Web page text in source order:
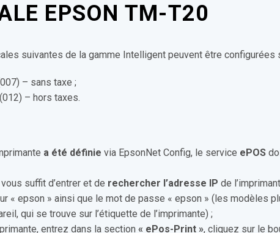
EPSON TM-T20
suivantes de la gamme Intelligent peuvent être configurées
– sans taxe ;
– hors taxes.
a été définie via EpsonNet Config, le service ePOS
suffit d’entrer et de rechercher l’adresse IP de
« epson » ainsi que le mot de passe « epson » (les modèles
qui se trouve sur l’étiquette de l’imprimante) ;
entrez dans la section« ePos-Print », cliquez sur le